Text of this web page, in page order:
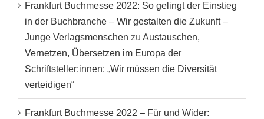
Frankfurt Buchmesse 2022: So gelingt der Einstieg
in der Buchbranche – Wir gestalten die Zukunft –
Junge Verlagsmenschen zu Austauschen,
Vernetzen, Übersetzen im Europa der
Schriftsteller:innen: „Wir müssen die Diversität
verteidigen“
Frankfurt Buchmesse 2022 – Für und Wider: